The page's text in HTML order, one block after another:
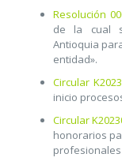
Resolución
de la cual
Antioquia
entidad».
Circular
inicio
Circular
honorarios